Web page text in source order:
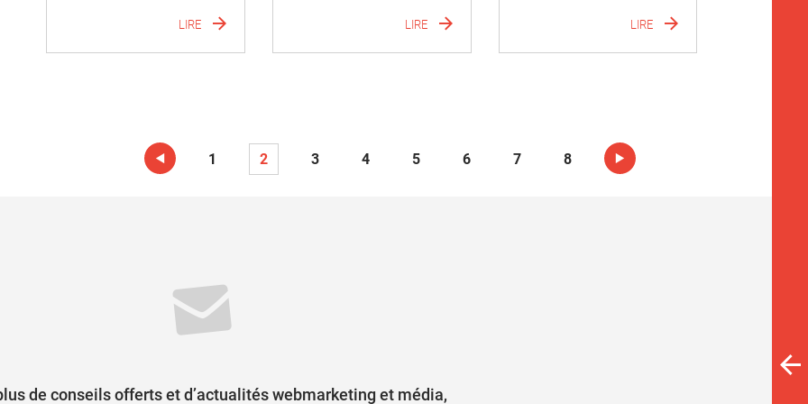
LIRE LIRE LIRE
1 2 3 4 5 6 7 8
de conseils offerts et d’actualités webmarketing et média,